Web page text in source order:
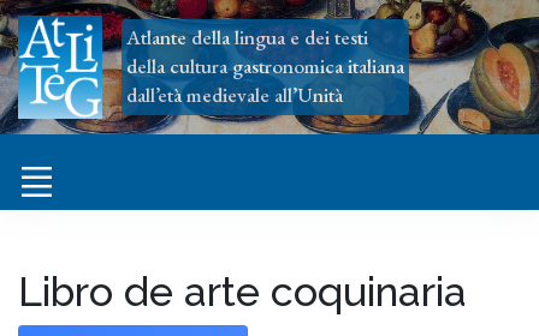
Atlante della lingua e dei testi
della cultura gastronomica italiana
dall’età medievale all’Unità
Libro de arte coquinaria